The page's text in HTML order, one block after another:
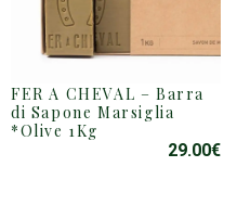
FER A CHEVAL – Barra
di Sapone Marsiglia
*Olive 1Kg
29.00€